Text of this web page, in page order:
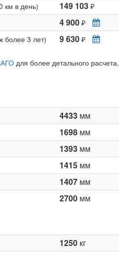
км в день) 149 103 ₽
4 900 ₽
более 3 лет) 9 630 ₽
для более детального расчета.
4433мм
1698мм
1393мм
1415мм
1407мм
2700мм
1250кг